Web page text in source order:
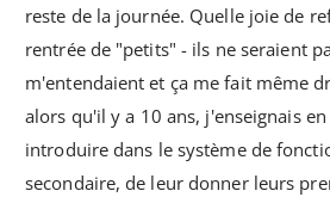
reste de la journée. Quelle joie de
rentrée de "petits" - ils ne seraient
m'entendaient et ça me fait même
alors qu'il y a 10 ans, j'enseignais
introduire dans le système de
secondaire, de leur donner leurs